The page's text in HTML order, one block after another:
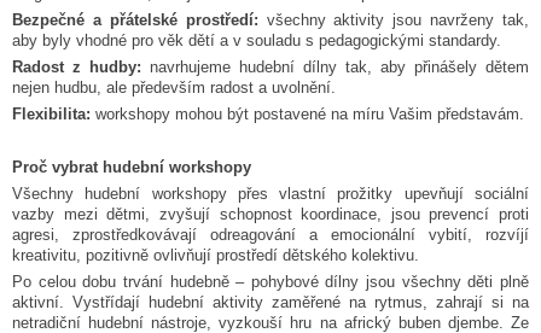
Bezpečné a přátelské prostředí: všechny aktivity jsou navrženy tak,
aby byly vhodné pro věk dětí a v souladu s pedagogickými standardy.
Radost z hudby: navrhujeme hudební dílny tak, aby přinášely dětem
nejen hudbu, ale především radost a uvolnění.
Flexibilita: workshopy mohou být postavené na míru Vašim představám.
Proč vybrat hudební workshopy
Všechny hudební workshopy přes vlastní prožitky upevňují sociální
vazby mezi dětmi, zvyšují schopnost koordinace, jsou prevencí proti
agresi, zprostředkovávají odreagování a emocionální vybití, rozvíjí
kreativitu, pozitivně ovlivňují prostředí dětského kolektivu.
Po celou dobu trvání hudebně – pohybové dílny jsou všechny děti plně
aktivní. Vystřídají hudební aktivity zaměřené na rytmus, zahrají si na
netradiční hudební nástroje, vyzkouší hru na africký buben djembe. Ze